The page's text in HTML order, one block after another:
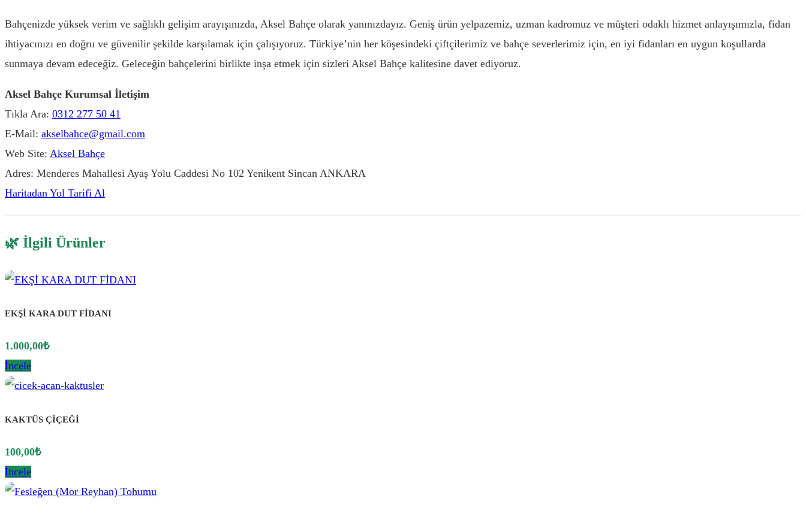
Bahçenizde yüksek verim ve sağlıklı gelişim arayışınızda, Aksel Bahçe olarak yanınızdayız. Geniş ürün yelpazemiz, uzman kadromuz ve müşteri odaklı hizmet anlayışımızla, fidan
ihtiyacınızı en doğru ve güvenilir şekilde karşılamak için çalışıyoruz. Türkiye’nin her köşesindeki çiftçilerimiz ve bahçe severlerimiz için, en iyi fidanları en uygun koşullarda
sunmaya devam edeceğiz. Geleceğin bahçelerini birlikte inşa etmek için sizleri Aksel Bahçe kalitesine davet ediyoruz.
Aksel Bahçe Kurumsal İletişim
Tıkla Ara: 0312 277 50 41
E-Mail: akselbahce@gmail.com
Web Site: Aksel Bahçe
Adres: Menderes Mahallesi Ayaş Yolu Caddesi No 102 Yenikent Sincan ANKARA
Haritadan Yol Tarifi Al
🌿 İlgili Ürünler
EKŞİ KARA DUT FİDANI
1.000,00₺
İncele
KAKTÜS ÇİÇEĞİ
100,00₺
İncele